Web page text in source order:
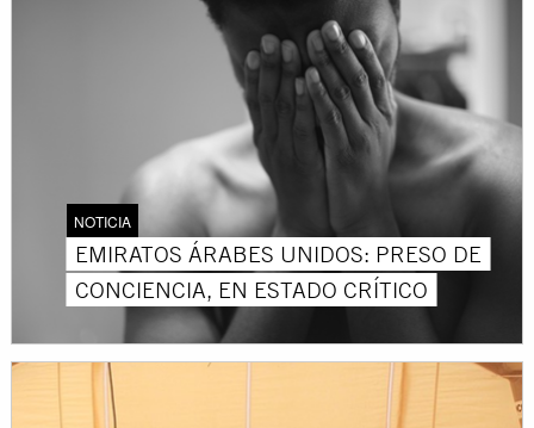
NOTICIA
EMIRATOS ÁRABES UNIDOS: PRESO DE
CONCIENCIA, EN ESTADO CRÍTICO